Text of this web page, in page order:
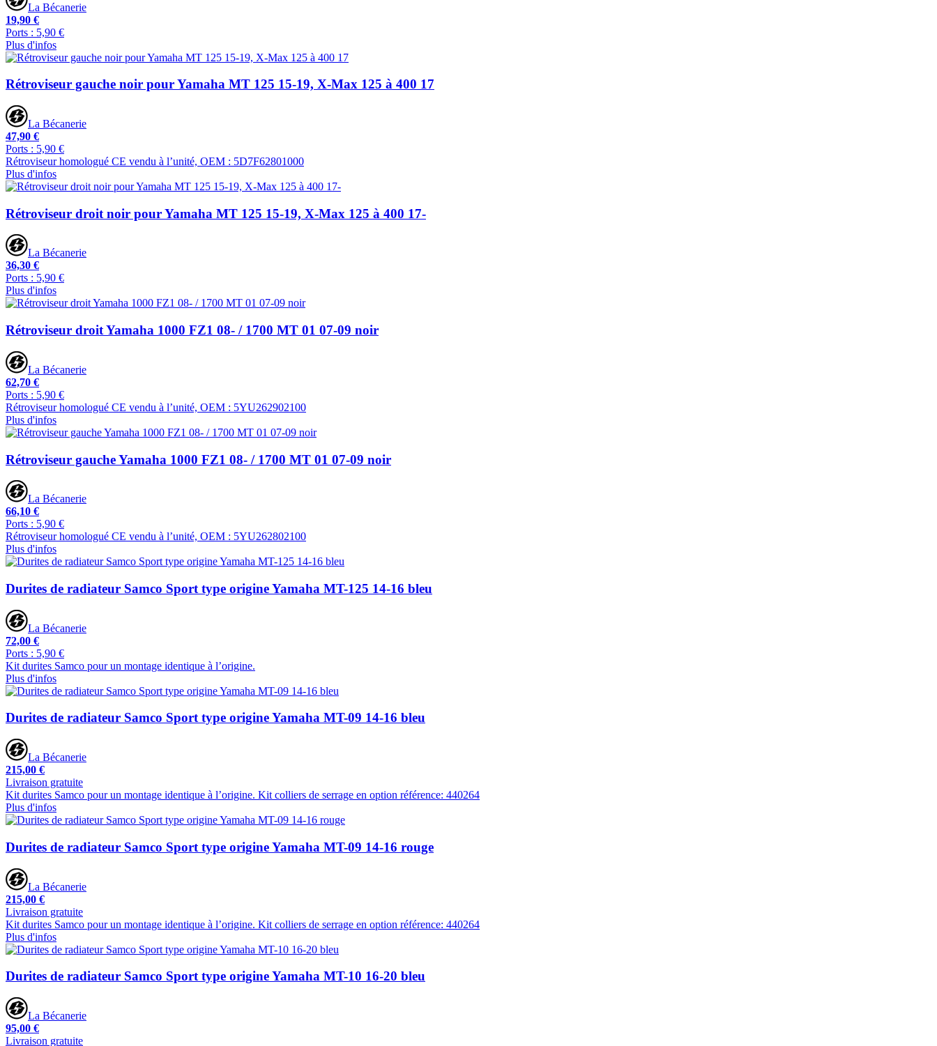
La Bécanerie
19,90 €
Ports : 5,90 €
Plus d'infos
Rétroviseur gauche noir pour Yamaha MT 125 15-19, X-Max 125 à 400 17
La Bécanerie
47,90 €
Ports : 5,90 €
Rétroviseur homologué CE vendu à l’unité, OEM : 5D7F62801000
Plus d'infos
Rétroviseur droit noir pour Yamaha MT 125 15-19, X-Max 125 à 400 17-
La Bécanerie
36,30 €
Ports : 5,90 €
Plus d'infos
Rétroviseur droit Yamaha 1000 FZ1 08- / 1700 MT 01 07-09 noir
La Bécanerie
62,70 €
Ports : 5,90 €
Rétroviseur homologué CE vendu à l’unité, OEM : 5YU262902100
Plus d'infos
Rétroviseur gauche Yamaha 1000 FZ1 08- / 1700 MT 01 07-09 noir
La Bécanerie
66,10 €
Ports : 5,90 €
Rétroviseur homologué CE vendu à l’unité, OEM : 5YU262802100
Plus d'infos
Durites de radiateur Samco Sport type origine Yamaha MT-125 14-16 bleu
La Bécanerie
72,00 €
Ports : 5,90 €
Kit durites Samco pour un montage identique à l’origine.
Plus d'infos
Durites de radiateur Samco Sport type origine Yamaha MT-09 14-16 bleu
La Bécanerie
215,00 €
Livraison gratuite
Kit durites Samco pour un montage identique à l’origine. Kit colliers de serrage en option référence: 440264
Plus d'infos
Durites de radiateur Samco Sport type origine Yamaha MT-09 14-16 rouge
La Bécanerie
215,00 €
Livraison gratuite
Kit durites Samco pour un montage identique à l’origine. Kit colliers de serrage en option référence: 440264
Plus d'infos
Durites de radiateur Samco Sport type origine Yamaha MT-10 16-20 bleu
La Bécanerie
95,00 €
Livraison gratuite